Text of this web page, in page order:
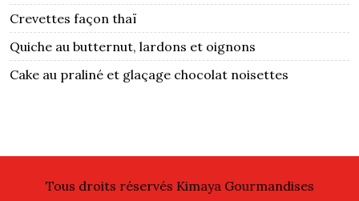
Crevettes façon thaï
Quiche au butternut, lardons et oignons
Cake au praliné et glaçage chocolat noisettes
Tous droits réservés Kimaya Gourmandises